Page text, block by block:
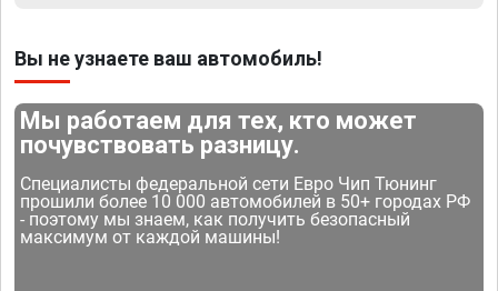
Вы не узнаете ваш автомобиль!
Мы работаем для тех, кто может
почувствовать разницу.
Специалисты федеральной сети Евро Чип Тюнинг
прошили более 10 000 автомобилей в 50+ городах РФ
- поэтому мы знаем, как получить безопасный
максимум от каждой машины!